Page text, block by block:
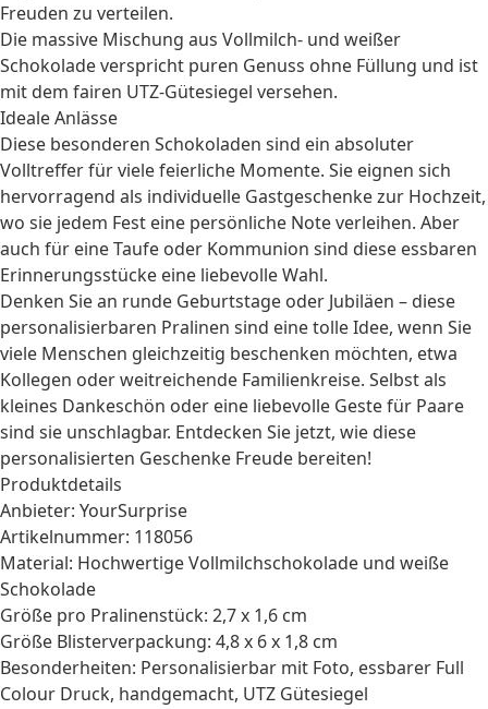
Freuden zu verteilen.
Die massive Mischung aus Vollmilch- und weißer
Schokolade verspricht puren Genuss ohne Füllung und ist
mit dem fairen UTZ-Gütesiegel versehen.
Ideale Anlässe
Diese besonderen Schokoladen sind ein absoluter
Volltreffer für viele feierliche Momente. Sie eignen sich
hervorragend als individuelle Gastgeschenke zur Hochzeit,
wo sie jedem Fest eine persönliche Note verleihen. Aber
auch für eineTaufe oder Kommunion sind diese essbaren
Erinnerungsstücke eine liebevolle Wahl.
Denken Sie an runde Geburtstage oder Jubiläen – diese
personalisierbaren Pralinen sind eine tolle Idee, wenn Sie
viele Menschen gleichzeitig beschenken möchten, etwa
Kollegen oder weitreichende Familienkreise. Selbst als
kleines Dankeschön oder eine liebevolle Geste für Paare
sind sie unschlagbar. Entdecken Sie jetzt, wie diese
personalisierten Geschenke Freude bereiten!
Produktdetails
Anbieter: YourSurprise
Artikelnummer: 118056
Material: Hochwertige Vollmilchschokolade und weiße
Schokolade
Größe pro Pralinenstück: 2,7 x 1,6 cm
Größe Blisterverpackung: 4,8 x 6 x 1,8 cm
Besonderheiten: Personalisierbar mit Foto, essbarer Full
Colour Druck, handgemacht, UTZ Gütesiegel